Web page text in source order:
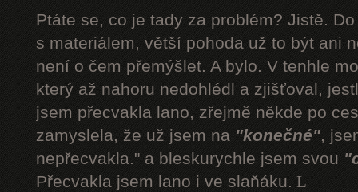
Ptáte se, co je tady za problém? Jistě.
s materiálem, větší pohoda už to být ani
není o čem přemýšlet. A bylo. V tenhle
který až nahoru nedohlédl a zjišťoval,
jsem přecvakla lano, zřejmě někde po
zamyslela, že už jsem na "konečné",
nepřecvakla." a bleskurychle jsem svou
Přecvakla jsem lano i ve slaňáku. L